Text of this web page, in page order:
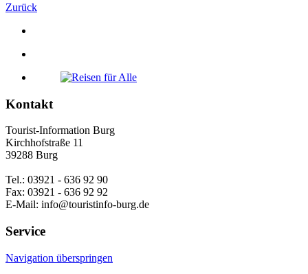
Zurück
Kontakt
Tourist-Information Burg
Kirchhofstraße 11
39288 Burg
Tel.: 03921 - 636 92 90
Fax: 03921 - 636 92 92
E-Mail: info@touristinfo-burg.de
Service
Navigation überspringen